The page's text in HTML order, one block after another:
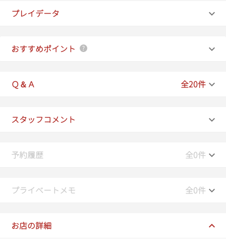
プレイデータ
おすすめポイント
Ｑ＆Ａ 全20件
スタッフコメント
予約履歴 全0件
プライベートメモ 全0件
お店の詳細